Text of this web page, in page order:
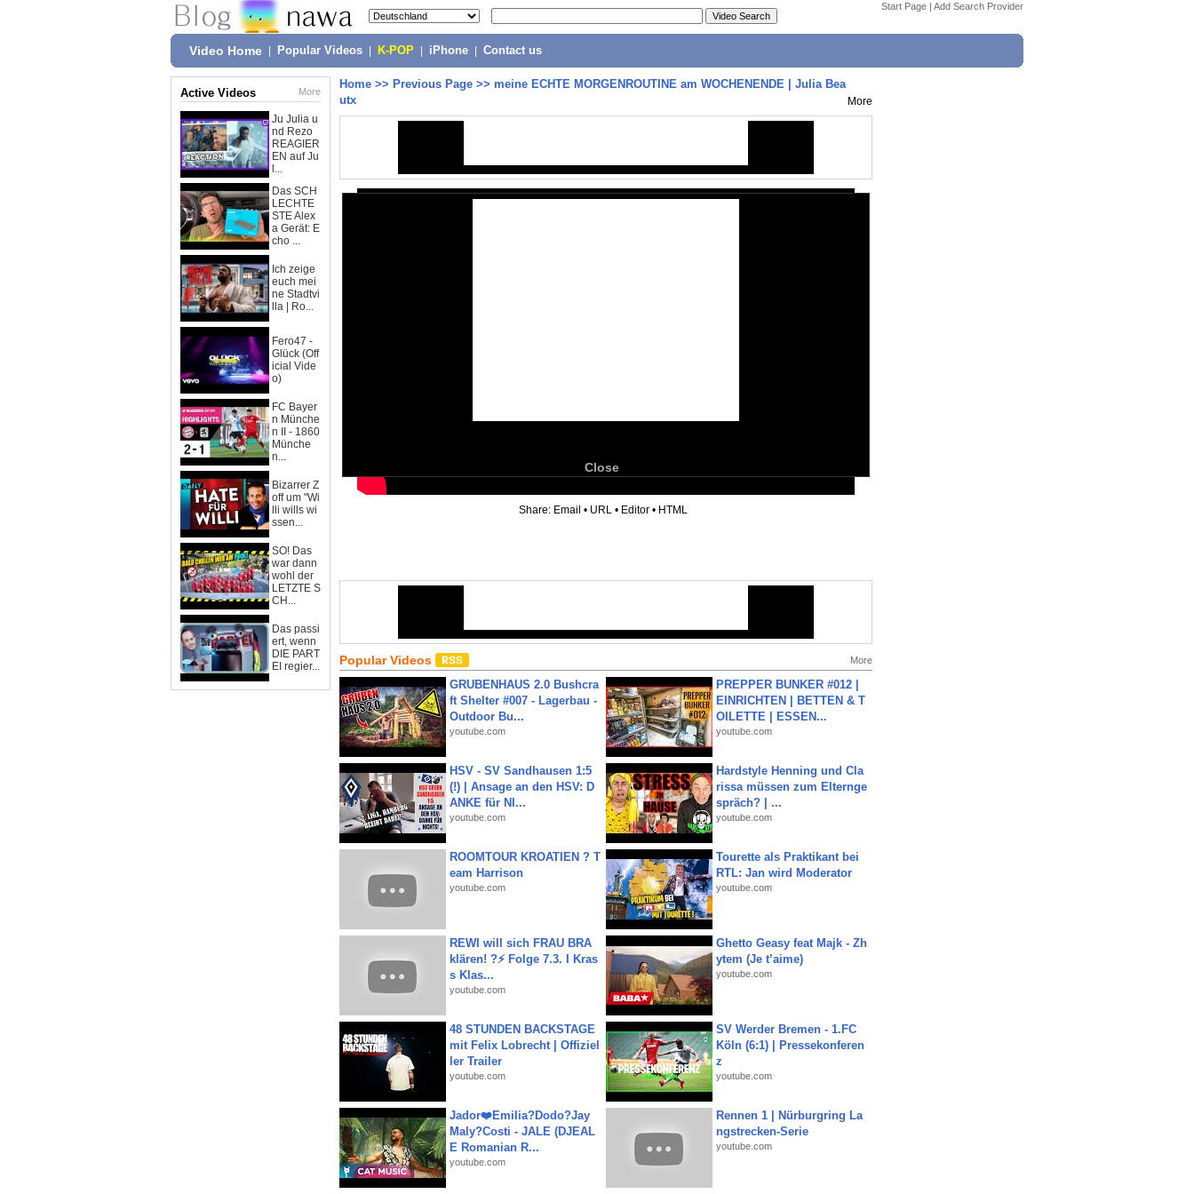
Start Page | Add Search Provider
Video Home Popular Videos K-POP iPhone Contact us
Active Videos More
Ju Julia u
nd Rezo
REAGIER
EN auf Ju
l...
Das SCH
LECHTE
STE Alex
a Gerät: E
cho ...
Ich zeige
euch mei
ne Stadtvi
lla | Ro...
Fero47 -
Glück (Off
icial Vide
o)
FC Bayer
n Münche
n II - 1860
Münche
n...
Bizarrer Z
off um "Wi
lli wills wi
ssen...
SO! Das
war dann
wohl der
LETZTE S
CH...
Das passi
ert, wenn
DIE PART
EI regier...
Home >> Previous Page >> meine ECHTE MORGENROUTINE am WOCHENENDE | Julia Bea
utx
More
Close
Share: Email • URL • Editor • HTML
Popular Videos More
GRUBENHAUS 2.0 Bushcra
ft Shelter #007 - Lagerbau -
Outdoor Bu...
youtube.com
PREPPER BUNKER #012 |
EINRICHTEN | BETTEN & T
OILETTE | ESSEN...
youtube.com
HSV - SV Sandhausen 1:5
(!) | Ansage an den HSV: D
ANKE für NI...
youtube.com
Hardstyle Henning und Cla
rissa müssen zum Elternge
spräch? | ...
youtube.com
ROOMTOUR KROATIEN ? T
eam Harrison
youtube.com
Tourette als Praktikant bei
RTL: Jan wird Moderator
youtube.com
REWI will sich FRAU BRA
klären! ?⚡️ Folge 7.3. I Kras
s Klas...
youtube.com
Ghetto Geasy feat Majk - Zh
ytem (Je t’aime)
youtube.com
48 STUNDEN BACKSTAGE
mit Felix Lobrecht | Offiziel
ler Trailer
youtube.com
SV Werder Bremen - 1.FC
Köln (6:1) | Pressekonferen
z
youtube.com
Jador❤️Emilia?Dodo?Jay
Maly?Costi - JALE (DJEAL
E Romanian R...
youtube.com
Rennen 1 | Nürburgring La
ngstrecken-Serie
youtube.com